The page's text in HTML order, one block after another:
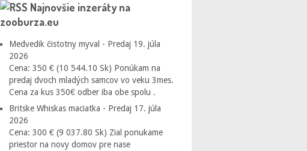
Najnovšie inzeráty na
zooburza.eu
Medvedik čistotny myval - Predaj 19. júla
2026
Cena: 350 € (10 544.10 Sk) Ponúkam na
predaj dvoch mladých samcov vo veku 3mes.
Cena za kus 350€ odber iba obe spolu .
Britske Whiskas maciatka - Predaj 17. júla
2026
Cena: 300 € (9 037.80 Sk) Zial ponukame
priestor na novy domov pre nase